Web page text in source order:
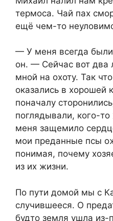
термоса. Чай пах
ещё чем-то
— У меня всегда
он. — Сейчас вот два
мной на охоту. Так
оказались в хорошей
поначалу
поглядывали, кого-
меня защемило
мои преданные псы
понимая, почему
из их жизни.
По пути домой мы с
случившееся. О
будто земля ушла из-